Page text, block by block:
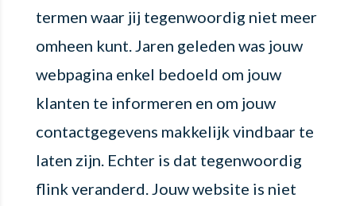
termen waar jij tegenwoordig niet meer
omheen kunt. Jaren geleden was jouw
webpagina enkel bedoeld om jouw
klanten te informeren en om jouw
contactgegevens makkelijk vindbaar te
laten zijn. Echter is dat tegenwoordig
flink veranderd. Jouw website is niet